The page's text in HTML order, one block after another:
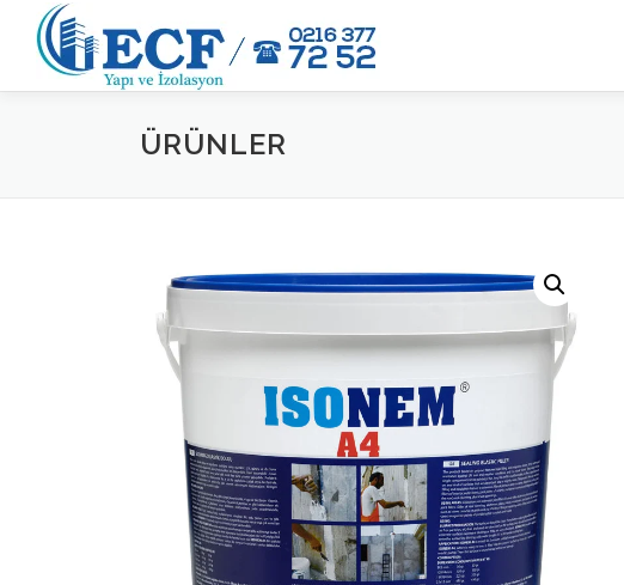
İçeriğe
ÜRÜNLER